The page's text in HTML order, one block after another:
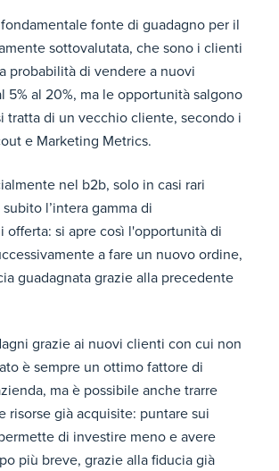
fondamentale fonte di guadagno per il
sottovalutata, che sono i clienti
probabilità di vendere a nuovi
5% al 20%, ma le opportunità salgono
tratta di un vecchio cliente, secondo i
e Marketing Metrics.
nel b2b, solo in casi rari
l’intera gamma di
offerta: si apre così l'opportunità di
a fare un nuovo ordine,
guadagnata grazie alla precedente
grazie ai nuovi clienti con cui non
è sempre un ottimo fattore di
ma è possibile anche trarre
risorse già acquisite: puntare sui
di investire meno e avere
più breve, grazie alla fiducia già